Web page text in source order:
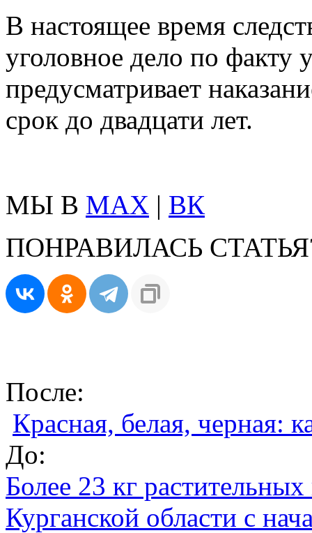
В настоящее время
уголовное дело по факту
предусматривает
срок до двадцати лет.
МЫ В MAX | ВК
ПОНРАВИЛАСЬ
После:
Красная, белая, черная:
До:
Более 23 кг
Курганской области с